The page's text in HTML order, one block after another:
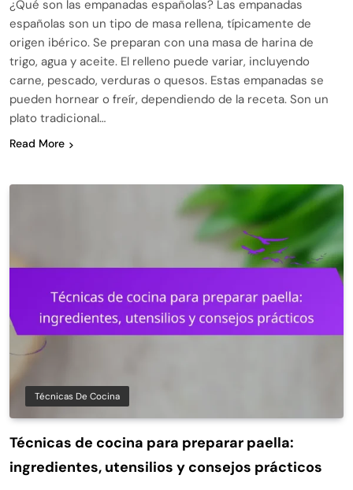
¿Qué son las empanadas españolas? Las empanadas
españolas son un tipo de masa rellena, típicamente de
origen ibérico. Se preparan con una masa de harina de
trigo, agua y aceite. El relleno puede variar, incluyendo
carne, pescado, verduras o quesos. Estas empanadas se
pueden hornear o freír, dependiendo de la receta. Son un
plato tradicional…
Read More
Técnicas De Cocina
Técnicas de cocina para preparar paella:
ingredientes, utensilios y consejos prácticos